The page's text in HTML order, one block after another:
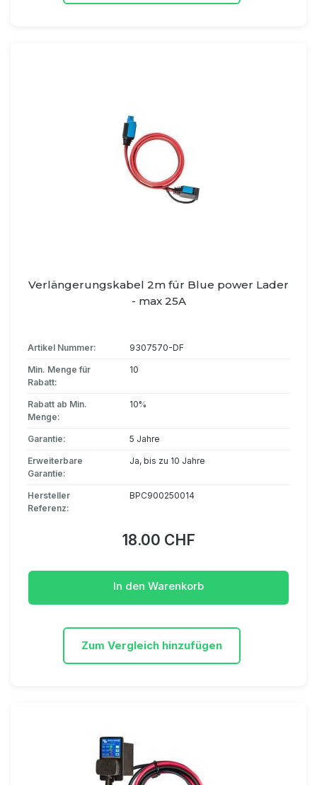
Verlängerungskabel 2m für Blue power Lader
- max 25A
Artikel Nummer: 9307570-DF
Min. Menge für
Rabatt:
10
Rabatt ab Min.
Menge:
10%
Garantie: 5 Jahre
Erweiterbare
Garantie:
Ja, bis zu 10 Jahre
Hersteller
Referenz:
BPC900250014
18.00 CHF
In den Warenkorb
Zum Vergleich hinzufügen